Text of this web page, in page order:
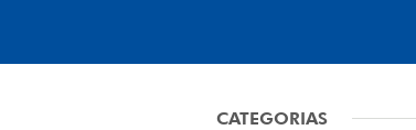
CATEGORIAS